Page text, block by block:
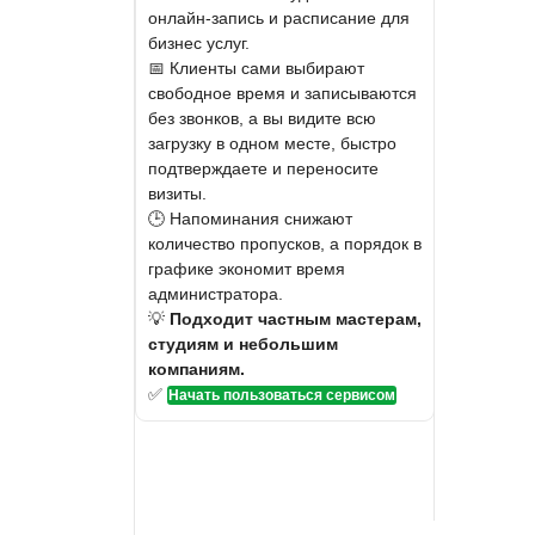
онлайн-запись и расписание для
бизнес услуг.
📅 Клиенты сами выбирают
свободное время и записываются
без звонков, а вы видите всю
загрузку в одном месте, быстро
подтверждаете и переносите
визиты.
🕒 Напоминания снижают
количество пропусков, а порядок в
графике экономит время
администратора.
💡 Подходит частным мастерам,
студиям и небольшим
компаниям.
✅ Начать пользоваться сервисом